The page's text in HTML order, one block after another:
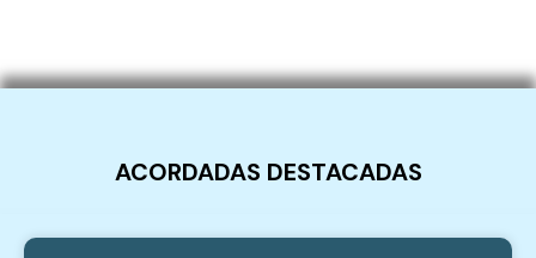
ACORDADAS DESTACADAS